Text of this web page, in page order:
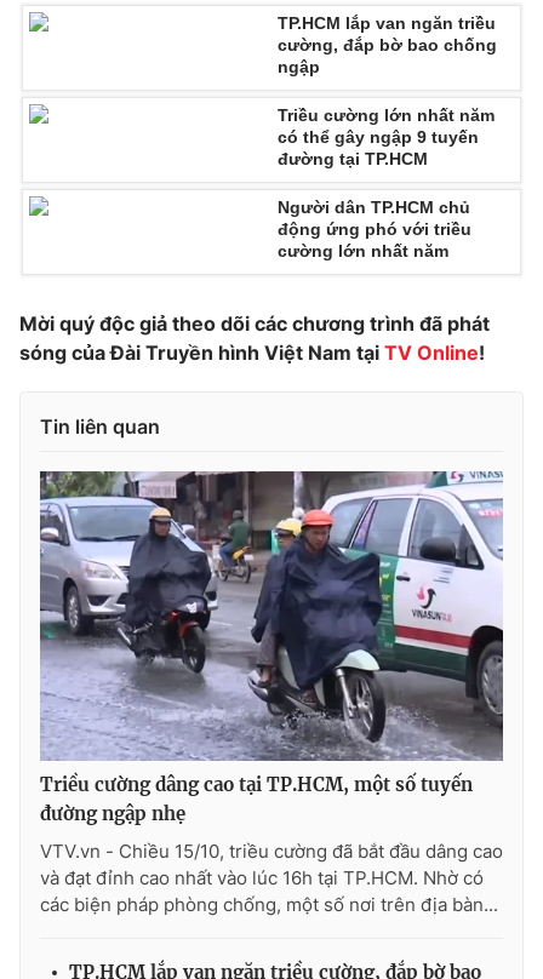
Giải sao mai
Âm nhạc
Làm đẹp
Tuyển sinh
Công nghệ
Hitech Công nghệ tương lai
Thị trường
Tư vấn
Giao lưu trực tuyến
Lịch phát sóng
Chuyên mục khác
Photo Infographic
Video Shorts video
VTV Money VTV Thể thao
VTV Sức khoẻ Bất động sản
Thị trường 24h Tấm lòng Việt
VTV4
VTV9 VTV8
Liên hệ tòa soạn English
TP.HCM lắp van ngăn triều
cường, đắp bờ bao chống
ngập
Triều cường lớn nhất năm
có thể gây ngập 9 tuyến
đường tại TP.HCM
Người dân TP.HCM chủ
động ứng phó với triều
cường lớn nhất năm
Mời quý độc giả theo dõi các chương trình đã phát
sóng của Đài Truyền hình Việt Nam tại TV Online!
Tin liên quan
Triều cường dâng cao tại TP.HCM, một số tuyến
đường ngập nhẹ
VTV.vn - Chiều 15/10, triều cường đã bắt đầu dâng cao
và đạt đỉnh cao nhất vào lúc 16h tại TP.HCM. Nhờ có
các biện pháp phòng chống, một số nơi trên địa bàn...
TP.HCM lắp van ngăn triều cường, đắp bờ bao